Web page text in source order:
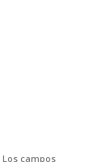
Los campos